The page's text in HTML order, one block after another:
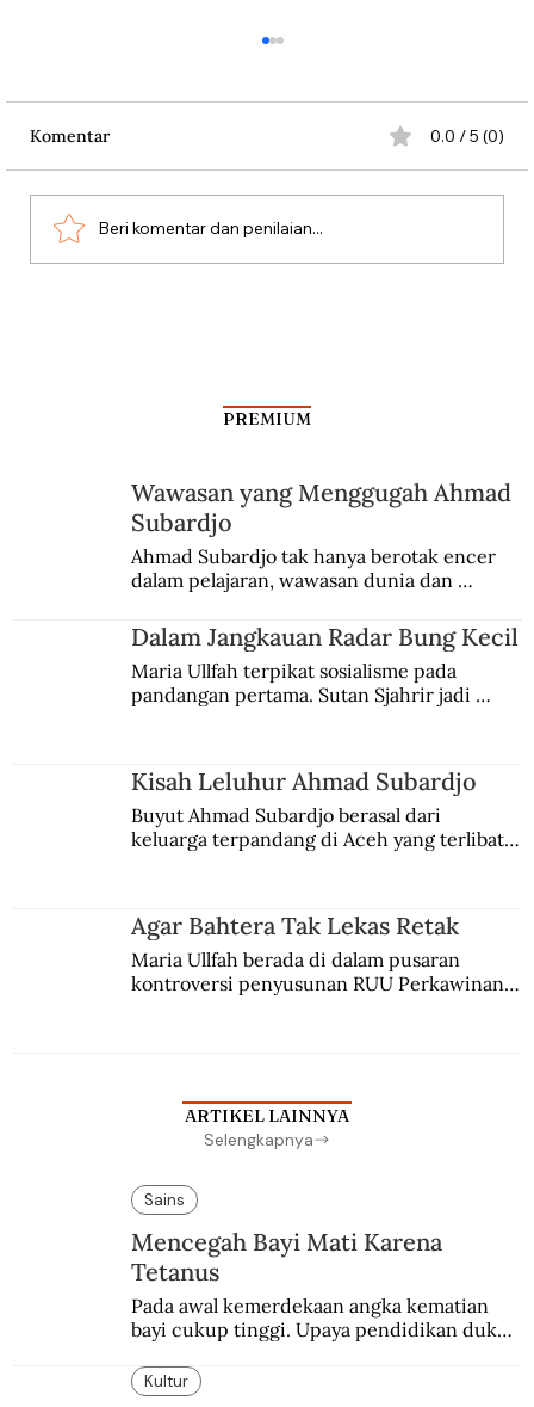
Komentar 0.0 / 5 (0)
Beri komentar dan penilaian...
PREMIUM
Wawasan yang Menggugah Ahmad
Subardjo
Ahmad Subardjo tak hanya berotak encer
dalam pelajaran, wawasan dunia dan
Jules Verne, Multatuli, hingga Sun Yat-sen.
Dalam Jangkauan Radar Bung Kecil
Maria Ullfah terpikat sosialisme pada
pandangan pertama. Sutan Sjahrir jadi
Kisah Leluhur Ahmad Subardjo
Buyut Ahmad Subardjo berasal dari
keluarga terpandang di Aceh yang terlibat
Agar Bahtera Tak Lekas Retak
Maria Ullfah berada di dalam pusaran
kontroversi penyusunan RUU Perkawinan.
ARTIKEL LAINNYA
Selengkapnya
Sains
Mencegah Bayi Mati Karena
Tetanus
Pada awal kemerdekaan angka kematian
bayi cukup tinggi. Upaya pendidikan dukun
Kultur